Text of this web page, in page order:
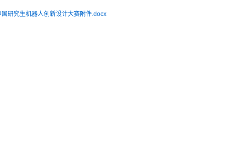
国研究生机器人创新设计大赛附件.docx